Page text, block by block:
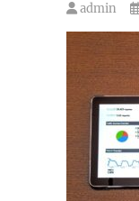
admin